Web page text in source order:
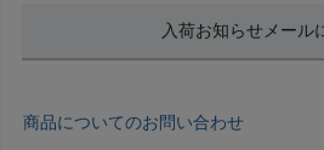
入荷お知らせメール
商品についてのお問い合わせ